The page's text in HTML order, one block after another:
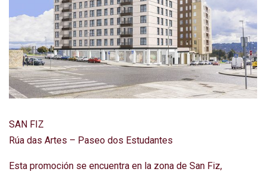
SAN FIZ
Rúa das Artes – Paseo dos Estudantes
Esta promoción se encuentra en la zona de San Fiz,